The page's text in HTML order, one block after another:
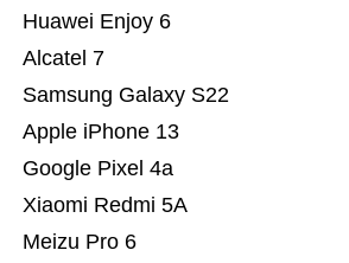
Meizu Pro 6
Xiaomi Redmi 5A
Google Pixel 4a
Apple iPhone 13
Samsung Galaxy S22
Alcatel 7
Huawei Enjoy 6